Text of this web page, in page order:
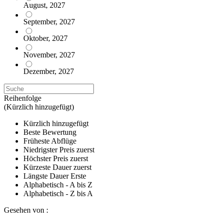
August, 2027
September, 2027
Oktober, 2027
November, 2027
Dezember, 2027
Reihenfolge
(Kürzlich hinzugefügt)
Kürzlich hinzugefügt
Beste Bewertung
Früheste Abflüge
Niedrigster Preis zuerst
Höchster Preis zuerst
Kürzeste Dauer zuerst
Längste Dauer Erste
Alphabetisch - A bis Z
Alphabetisch - Z bis A
Gesehen von :